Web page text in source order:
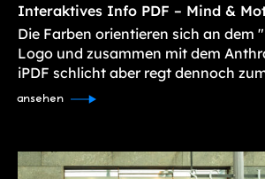
Interaktives Info PDF – Mind &
Die Farben orientieren sich an dem
Logo und zusammen mit dem
iPDF schlicht aber regt dennoch
ansehen